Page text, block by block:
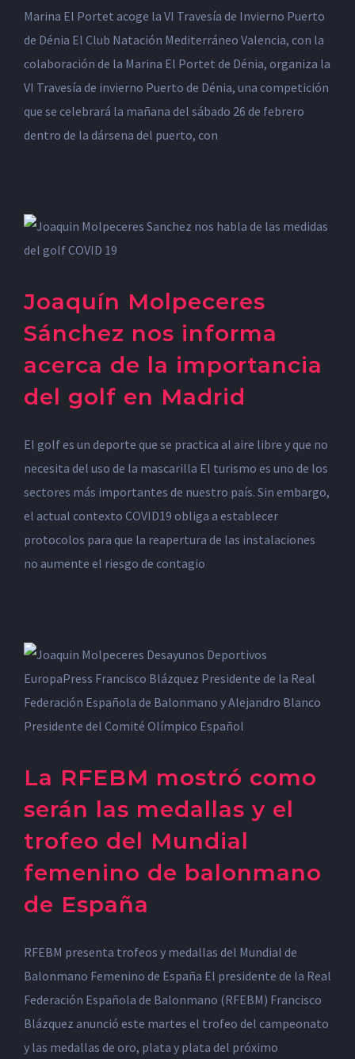
Marina El Portet acoge la VI Travesía de Invierno Puerto
de Dénia El Club Natación Mediterráneo Valencia, con la
colaboración de la Marina El Portet de Dénia, organiza la
VI Travesía de invierno Puerto de Dénia, una competición
que se celebrará la mañana del sábado 26 de febrero
dentro de la dársena del puerto, con
Joaquín Molpeceres
Sánchez nos informa
acerca de la importancia
del golf en Madrid
El golf es un deporte que se practica al aire libre y que no
necesita del uso de la mascarilla El turismo es uno de los
sectores más importantes de nuestro país. Sin embargo,
el actual contexto COVID19 obliga a establecer
protocolos para que la reapertura de las instalaciones
no aumente el riesgo de contagio
La RFEBM mostró como
serán las medallas y el
trofeo del Mundial
femenino de balonmano
de España
RFEBM presenta trofeos y medallas del Mundial de
Balonmano Femenino de España El presidente de la Real
Federación Española de Balonmano (RFEBM) Francisco
Blázquez anunció este martes el trofeo del campeonato
y las medallas de oro, plata y plata del próximo